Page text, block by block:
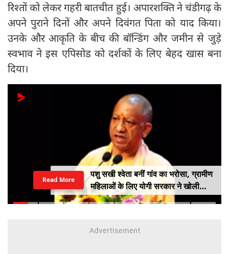
रिश्तों को लेकर गहरी बातचीत हुई। अपारशक्ति ने चंडीगढ़ के
अपने पुराने दिनों और अपने दिवंगत पिता को याद किया।
उनके और आकृति के बीच की बॉन्डिंग और जमीन से जुड़े
स्वभाव ने इस एपिसोड को दर्शकों के लिए बेहद खास बना
दिया।
पशु सखी श्वेता बनीं गांव का भरोसा, ग्रामीण
महिलाओं के लिए योगी सरकार ने खोली
आत्मनिर्भरता की राह
Read More